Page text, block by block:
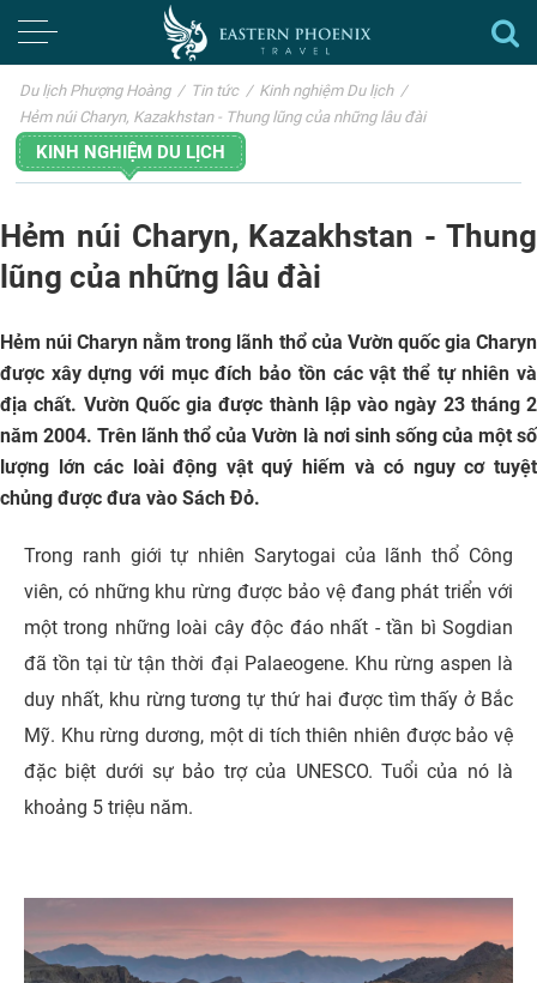
Du lịch Phượng Hoàng / Tin tức / Kinh nghiệm Du lịch /
Hẻm núi Charyn, Kazakhstan - Thung lũng của những lâu đài
KINH NGHIỆM DU LỊCH
Hẻm núi Charyn, Kazakhstan - Thung
lũng của những lâu đài
Hẻm núi Charyn nằm trong lãnh thổ của Vườn quốc gia Charyn
được xây dựng với mục đích bảo tồn các vật thể tự nhiên và
địa chất. Vườn Quốc gia được thành lập vào ngày 23 tháng 2
năm 2004. Trên lãnh thổ của Vườn là nơi sinh sống của một số
lượng lớn các loài động vật quý hiếm và có nguy cơ tuyệt
chủng được đưa vào Sách Đỏ.
Trong ranh giới tự nhiên Sarytogai của lãnh thổ Công
viên, có những khu rừng được bảo vệ đang phát triển với
một trong những loài cây độc đáo nhất - tần bì Sogdian
đã tồn tại từ tận thời đại Palaeogene. Khu rừng aspen là
duy nhất, khu rừng tương tự thứ hai được tìm thấy ở Bắc
Mỹ. Khu rừng dương, một di tích thiên nhiên được bảo vệ
đặc biệt dưới sự bảo trợ của UNESCO. Tuổi của nó là
khoảng 5 triệu năm.